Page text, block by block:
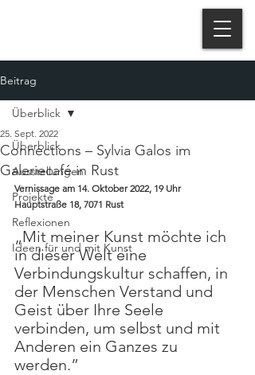
Beitrag
Überblick
Ausstellungen
Projekte
Reflexionen
Ideen für und mit Kunst
Überblick
Connections – Sylvia Galos im
Galeriecafé in Rust
25. Sept. 2022
Vernissage am 14. Oktober 2022, 19 Uhr
Hauptstraße 18, 7071 Rust
„Mit meiner Kunst möchte ich
in dieser Welt eine
Verbindungskultur schaffen, in
der Menschen Verstand und
Geist über Ihre Seele
verbinden, um selbst und mit
Anderen ein Ganzes zu
werden.”